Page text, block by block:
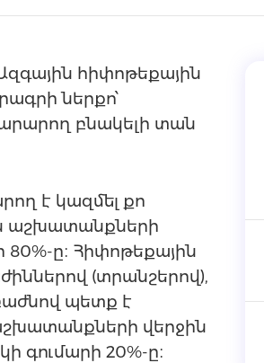
հիփոթեքային
ներքո՝
բնակելի տան
է կազմել քո
աշխատանքների
ը։ Հիփոթեքային
(տրանշերով),
պետք է
վերջին
գումարի 20%-ը։